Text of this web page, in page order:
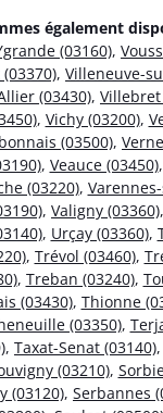
également
(03160),
, Villeneuve-
(03430), Villebret
, Vichy (03200),
(03500),
, Veauce (03450),
(03220),
, Valigny (03360),
, Urçay (03360),
, Trévol (03460),
, Treban (03240),
(03430), Thionne
(03350),
, Taxat-Senat (03140),
(03210),
(03120), Serbannes